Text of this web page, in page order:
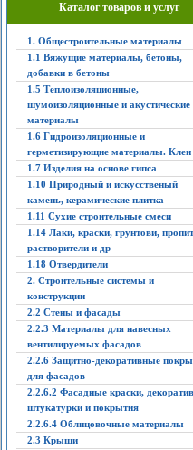
Каталог товаров и услуг
1. Общестроительные материалы
1.1 Вяжущие материалы, бетоны,
добавки в бетоны
1.5 Теплоизоляционные,
шумоизоляционные и акустические
материалы
1.6 Гидроизоляционные и
герметизирующие материалы. Клеи
1.7 Изделия на основе гипса
1.10 Природный и искусственый
камень, керамические плитка
1.11 Сухие строительные смеси
1.14 Лаки, краски, грунтови,
растворители и др
1.18 Отвердители
2. Строительные системы и
конструкции
2.2 Стены и фасады
2.2.3 Материалы для навесных
вентилируемых фасадов
2.2.6 Защитно-декоративные
для фасадов
2.2.6.2 Фасадные краски,
штукатурки и покрытия
2.2.6.4 Облицовочные материалы
2.3 Крыши